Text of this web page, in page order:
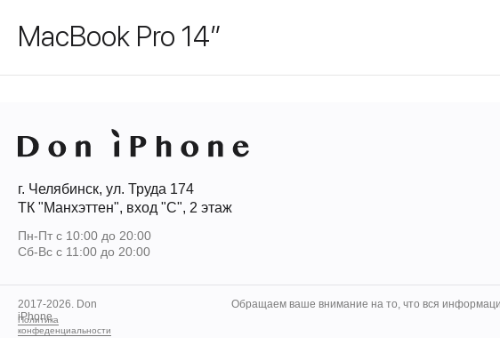
MacBook Pro 14”
г. Челябинск, ул. Труда 174
ТК "Манхэттен", вход "С", 2 этаж
Пн-Пт с 10:00 до 20:00
Сб-Вс с 11:00 до 20:00
2017-2026. Don
iPhone
Политика
конфеденциальности
Обращаем ваше внимание на то, что вся